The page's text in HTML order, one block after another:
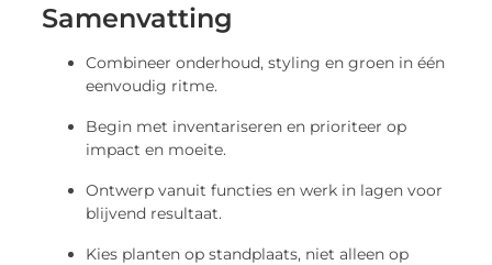
Samenvatting
Combineer onderhoud, styling en groen in één
eenvoudig ritme.
Begin met inventariseren en prioriteer op
impact en moeite.
Ontwerp vanuit functies en werk in lagen voor
blijvend resultaat.
Kies planten op standplaats, niet alleen op